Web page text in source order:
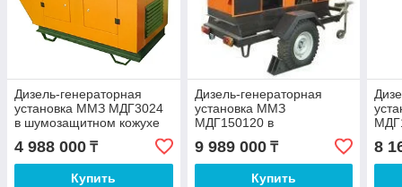
Дизель-генераторная
установка ММЗ МДГ3024
в шумозащитном кожухе
4 988 000 ₸
Купить
Дизель-генераторная
установка ММЗ
МДГ150120 в
шумозащитном кожухе на
шасси
9 989 000₸
Купить
8